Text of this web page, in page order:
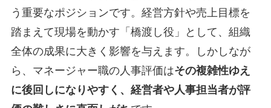
う重要なポジションです。経営方針や売上目標を
踏まえて現場を動かす「橋渡し役」として、組織
全体の成果に大きく影響を与えます。しかしなが
ら、マネージャー職の人事評価はその複雑性ゆえ
に後回しになりやすく、経営者や人事担当者が評